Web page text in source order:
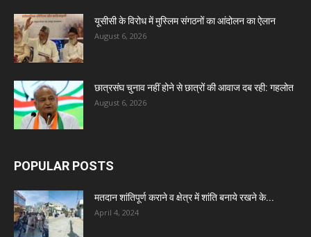
यूसीसी के विरोध में मुस्लिम संगठनों का आंदोलन का ऐलान
August 6, 2026
छात्रसंघ चुनाव नहीं होने से छात्रों की आवाज दब रही: गहलोत
August 6, 2026
POPULAR POSTS
मतदान शांतिपूर्ण कराने व क्षेत्र में शांति बनाये रखने के...
April 4, 2024